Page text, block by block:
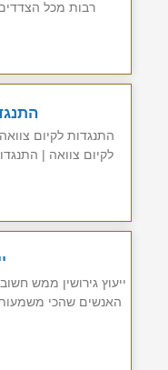
רבות מכל
התנגדות לקיום
לקיום צוואה |
ייעוץ גירושין ממש
האנשים שהכי